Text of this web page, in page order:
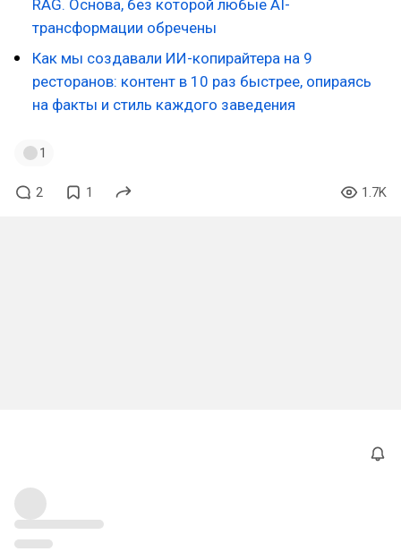
RAG. Основа, без которой любые AI-
трансформации обречены
Как мы создавали ИИ-копирайтера на 9
ресторанов: контент в 10 раз быстрее, опираясь
на факты и стиль каждого заведения
1
2 1 1.7K